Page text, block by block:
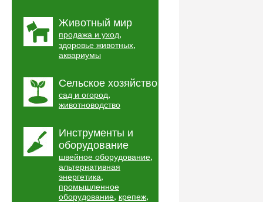
Животный мир
продажа и уход,
здоровье животных,
аквариумы
Сельское хозяйство
сад и огород,
животноводство
Инструменты и
оборудование
швейное оборудование,
альтернативная
энергетика,
промышленное
оборудование, крепеж,